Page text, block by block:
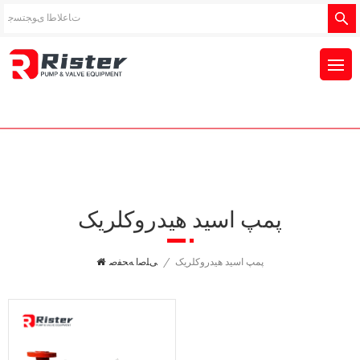
پمپ اسید هیدروکلریک
ﯽﻠﺻﺍ ﻪﺤﻔﺻ / پمپ اسید هیدروکلریک